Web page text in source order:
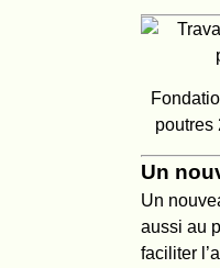
poutres
Un
Un
aussi au
faciliter